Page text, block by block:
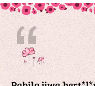
Kirim Komentar